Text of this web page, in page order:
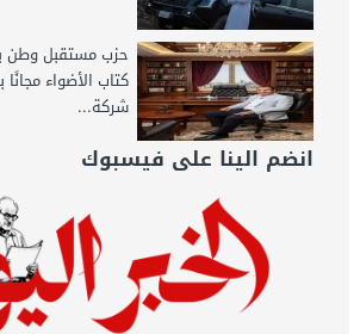
حزب مستقبل وطن
كتاب الأضواء مجانًا
شركة...
انضم الينا على فيسبوك